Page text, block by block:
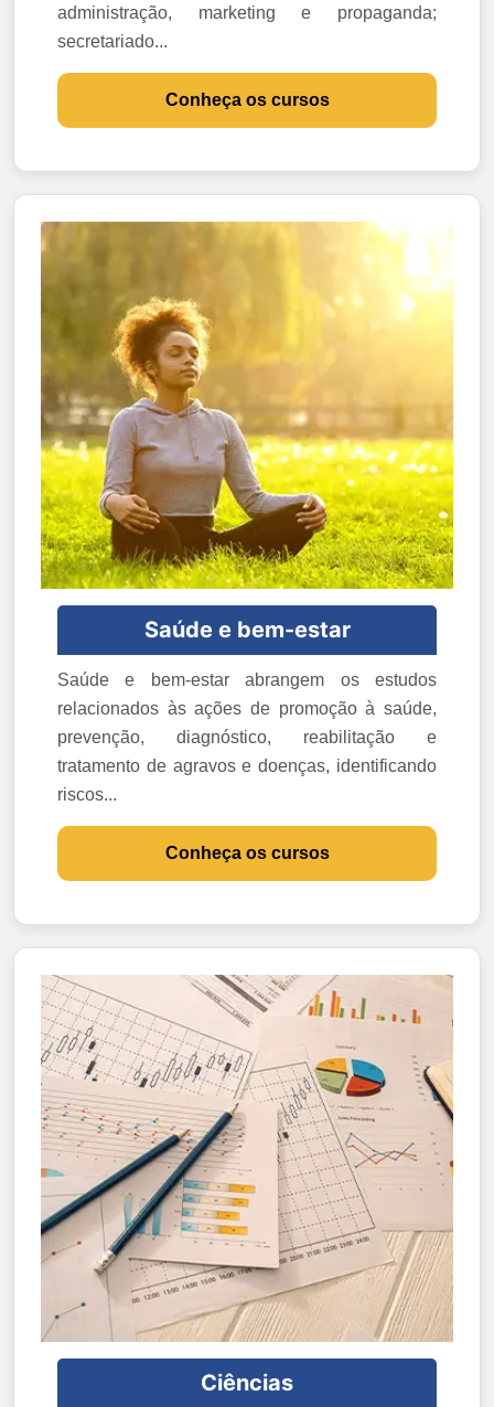
administração, marketing e propaganda;
secretariado...
Conheça os cursos
Saúde e bem-estar
Saúde e bem-estar abrangem os estudos
relacionados às ações de promoção à saúde,
prevenção, diagnóstico, reabilitação e
tratamento de agravos e doenças, identificando
riscos...
Conheça os cursos
Ciências